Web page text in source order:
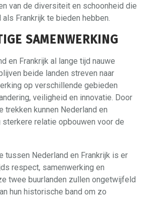
van de diversiteit en schoonheid die
Frankrijk te bieden hebben.
SAMENWERKING
en Frankrijk al lange tijd nauwe
beide landen streven naar
op verschillende gebieden
veiligheid en innovatie. Door
trekken kunnen Nederland en
sterkere relatie opbouwen voor de
tussen Nederland en Frankrijk is er
respect, samenwerking en
twee buurlanden zullen ongetwijfeld
hun historische band om zo